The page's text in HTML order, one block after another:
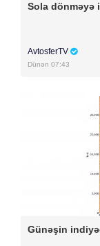
Sola dönməyə
AvtosferTV
Dünən 07:43
Günəşin